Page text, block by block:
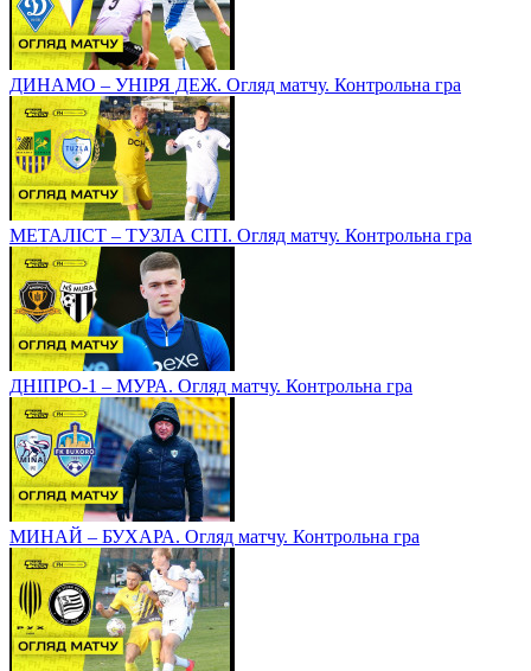
ДИНАМО – УНІРЯ ДЕЖ. Огляд матчу. Контрольна гра
МЕТАЛІСТ – ТУЗЛА СІТІ. Огляд матчу. Контрольна гра
ДНІПРО-1 – МУРА. Огляд матчу. Контрольна гра
МИНАЙ – БУХАРА. Огляд матчу. Контрольна гра